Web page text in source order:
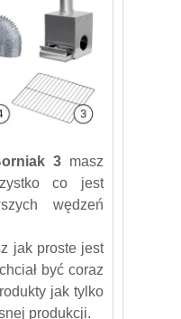
3 masz
co jest
wędzeń
jak proste jest
być coraz
jak tylko
produkcji.